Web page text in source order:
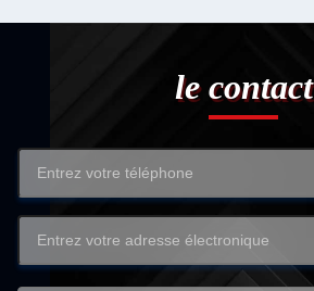
le contact